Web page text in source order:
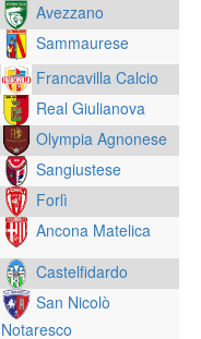
Avezzano
Sammaurese
Francavilla Calcio
Real Giulianova
Olympia Agnonese
Sangiustese
Forlì
Ancona Matelica
Castelfidardo
San Nicolò
Notaresco